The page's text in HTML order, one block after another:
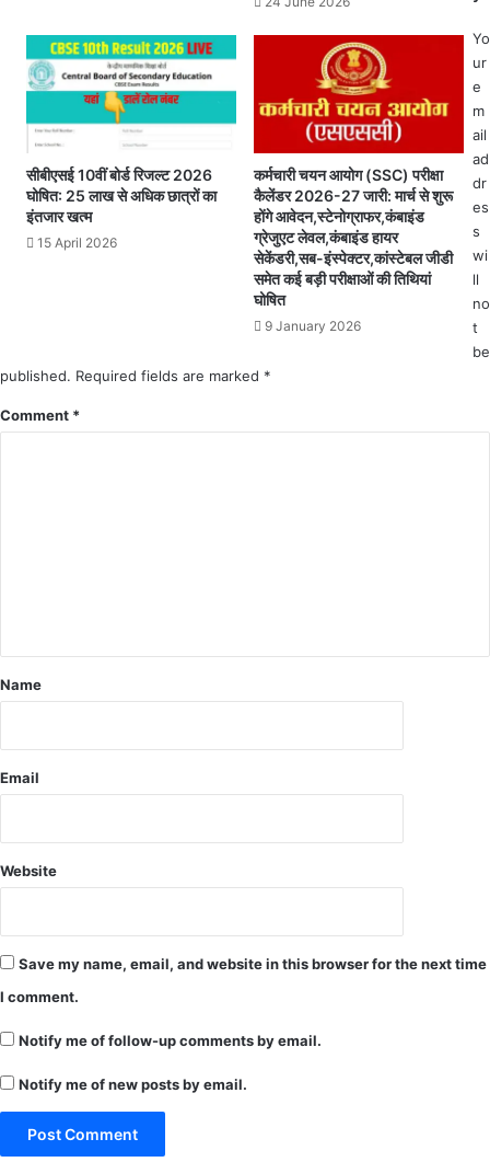
के
से
द
आ
यो
जि
सीबीएसई 10वीं बोर्ड रिजल्ट 2026
घोषित: 25 लाख से अधिक छात्रों का
इंतजार खत्म
15 April 2026
कर्मचारी चयन आयोग (SSC) परीक्षा
कैलेंडर 2026-27 जारी: मार्च से शुरू
होंगे आवेदन,स्टेनोग्राफर,कंबाइंड
ग्रेजुएट लेवल,कंबाइंड हायर
सेकेंडरी,सब-इंस्पेक्टर,कांस्टेबल जीडी
समेत कई बड़ी परीक्षाओं की तिथियां
घोषित
9 January 2026
Yo
ur
e
m
ail
ad
dr
es
s
wi
ll
no
t
be
published. Required fields are marked *
Comment *
Name
Email
Website
Save my name, email, and website in this browser for the next time
I comment.
Notify me of follow-up comments by email.
Notify me of new posts by email.